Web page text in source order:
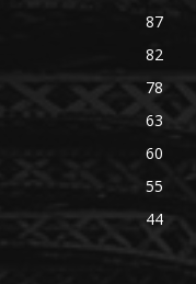
87
82
78
63
60
55
44